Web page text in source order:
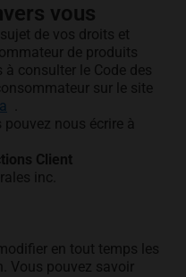
vous
de vos droits et
de produits
consulter le Code des
sur le site
nous écrire à
Client
inc.
en tout temps les
Vous pouvez savoir